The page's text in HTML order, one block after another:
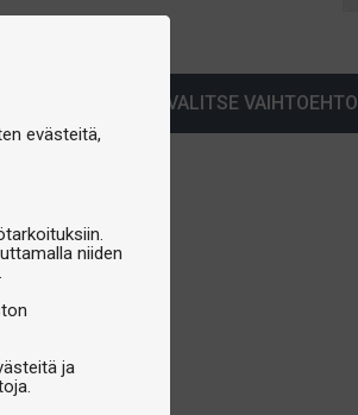
evästeitä,
niiden
ja
VALITSE VAIHTOEHTO